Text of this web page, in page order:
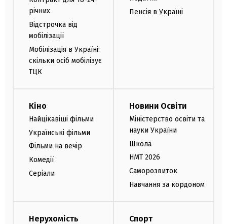
річних
Відстрочка від
мобілізації
Мобілізація в Україні:
скільки осіб мобілізує
ТЦК
Пенсія в Україні
Кіно
Найцікавіші фільми
Українські фільми
Фільми на вечір
Комедії
Серіали
Новини Освіти
Міністерство освіти та
науки України
Школа
НМТ 2026
Саморозвиток
Навчання за кордоном
Нерухомість Спорт